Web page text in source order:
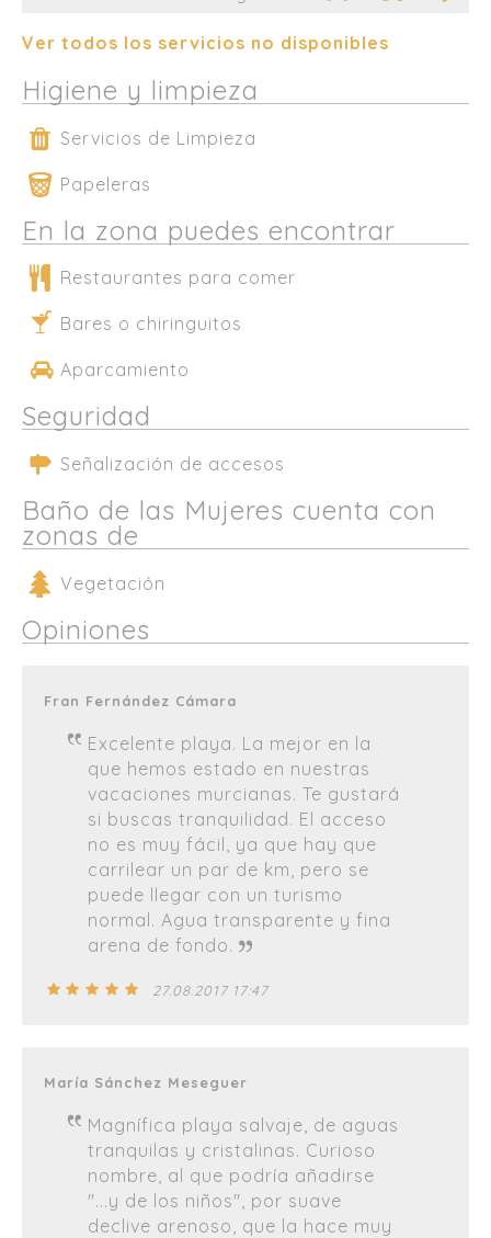
Ver todos los servicios no disponibles
Higiene y limpieza
Servicios de Limpieza
Papeleras
En la zona puedes encontrar
Restaurantes para comer
Bares o chiringuitos
Aparcamiento
Seguridad
Señalización de accesos
Baño de las Mujeres cuenta con
zonas de
Vegetación
Opiniones
Fran Fernández Cámara
Excelente playa. La mejor en la
que hemos estado en nuestras
vacaciones murcianas. Te gustará
si buscas tranquilidad. El acceso
no es muy fácil, ya que hay que
carrilear un par de km, pero se
puede llegar con un turismo
normal. Agua transparente y fina
arena de fondo.
27.08.2017 17:47
María Sánchez Meseguer
Magnífica playa salvaje, de aguas
tranquilas y cristalinas. Curioso
nombre, al que podría añadirse
"...y de los niños", por suave
declive arenoso, que la hace muy